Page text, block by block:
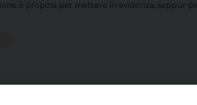
è propizia per mettere in evidenza, seppur